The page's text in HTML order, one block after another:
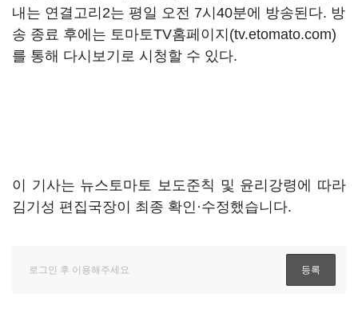
내는 연결고리2는 평일 오전 7시40분에 방송된다. 방
송 종료 후에는 토마토TV홈페이지(tv.etomato.com)
를 통해 다시보기로 시청할 수 있다.
이 기사는 뉴스토마토 보도준칙 및 윤리강령에 따라
김기성 편집국장이 최종 확인·수정했습니다.